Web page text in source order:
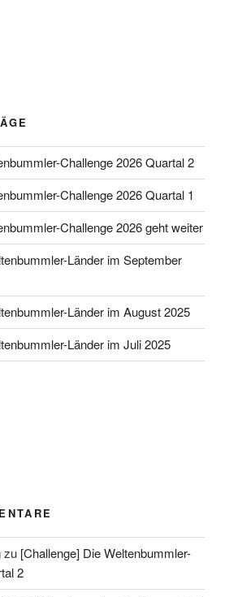
Challenge 2026 Quartal 2
Challenge 2026 Quartal 1
Challenge 2026 geht weiter
Länder im September
Länder im August 2025
Länder im Juli 2025
zu [Challenge] Die Weltenbummler-
2